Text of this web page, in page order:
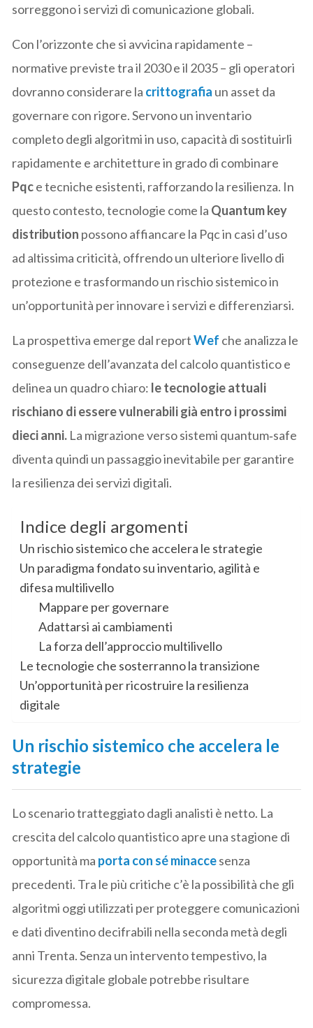
sorreggono i servizi di comunicazione globali.
Con l’orizzonte che si avvicina rapidamente –
normative previste tra il 2030 e il 2035 – gli operatori
dovranno considerare la crittografia un asset da
governare con rigore. Servono un inventario
completo degli algoritmi in uso, capacità di sostituirli
rapidamente e architetture in grado di combinare
Pqce tecniche esistenti, rafforzando la resilienza. In
questo contesto, tecnologie come la Quantum key
distribution possono affiancare la Pqc in casi d’uso
ad altissima criticità, offrendo un ulteriore livello di
protezione e trasformando un rischio sistemico in
un’opportunità per innovare i servizi e differenziarsi.
La prospettiva emerge dal reportWef che analizza le
conseguenze dell’avanzata del calcolo quantistico e
delinea un quadro chiaro: le tecnologie attuali
rischiano di essere vulnerabili già entro i prossimi
dieci anni. La migrazione verso sistemi quantum‑safe
diventa quindi un passaggio inevitabile per garantire
la resilienza dei servizi digitali.
Indice degli argomenti
Un rischio sistemico che accelera le strategie
Un paradigma fondato su inventario, agilità e
difesa multilivello
Mappare per governare
Adattarsi ai cambiamenti
La forza dell’approccio multilivello
Le tecnologie che sosterranno la transizione
Un’opportunità per ricostruire la resilienza
digitale
Un rischio sistemico che accelera le
strategie
Lo scenario tratteggiato dagli analisti è netto. La
crescita del calcolo quantistico apre una stagione di
opportunità ma porta con sé minaccesenza
precedenti. Tra le più critiche c’è la possibilità che gli
algoritmi oggi utilizzati per proteggere comunicazioni
e dati diventino decifrabili nella seconda metà degli
anni Trenta. Senza un intervento tempestivo, la
sicurezza digitale globale potrebbe risultare
compromessa.